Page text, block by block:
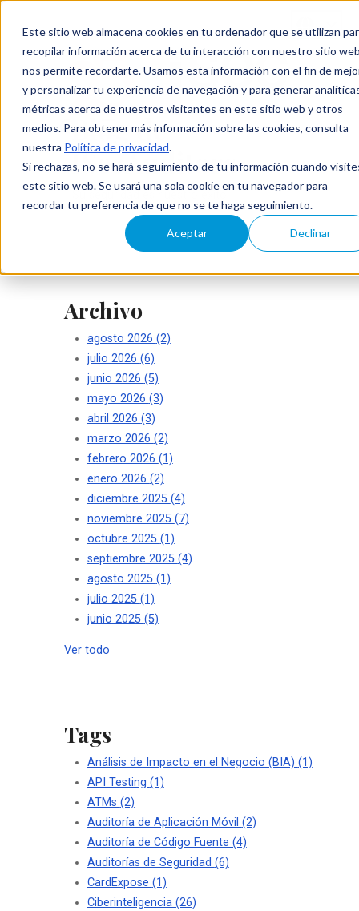
Este sitio web almacena cookies en tu ordenador que se utilizan
recopilar información acerca de tu interacción con nuestro sitio
nos permite recordarte. Usamos esta información con el fin de
y personalizar tu experiencia de navegación y para generar
métricas acerca de nuestros visitantes en este sitio web y otros
medios. Para obtener más información sobre las cookies, consulta
nuestra Política de privacidad.
Si rechazas, no se hará seguimiento de tu información cuando
este sitio web. Se usará una sola cookie en tu navegador para
recordar tu preferencia de que no se te haga seguimiento.
Aceptar Declinar
Blog de
ISecAuditors
Archivo
agosto 2026 (2)
julio 2026 (6)
junio 2026 (5)
mayo 2026 (3)
abril 2026 (3)
marzo 2026 (2)
febrero 2026 (1)
enero 2026 (2)
diciembre 2025 (4)
noviembre 2025 (7)
octubre 2025 (1)
septiembre 2025 (4)
agosto 2025 (1)
julio 2025 (1)
junio 2025 (5)
Ver todo
Tags
Análisis de Impacto en el Negocio (BIA) (1)
API Testing (1)
ATMs (2)
Auditoría de Aplicación Móvil (2)
Auditoría de Código Fuente (4)
Auditorías de Seguridad (6)
CardExpose (1)
Ciberinteligencia (26)